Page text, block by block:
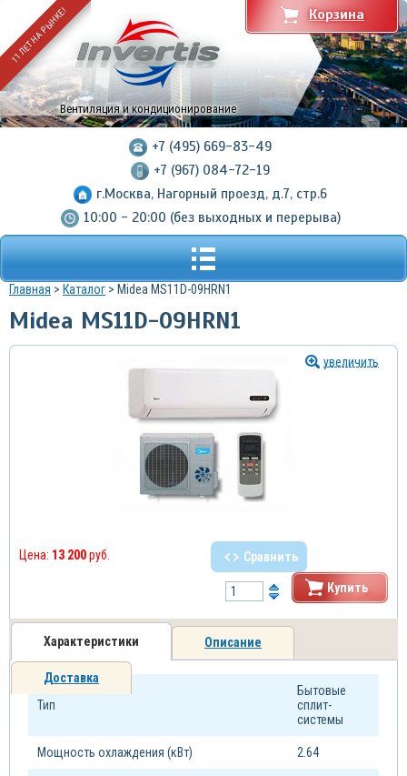
11 ЛЕТ НА РЫНКЕ!
Вентиляция и кондиционирование
+7 (495) 669-83-49
+7 (967) 084-72-19
г.Москва, Нагорный проезд, д.7, стр.6
10:00 - 20:00 (без выходных и перерыва)
Корзина
Главная > Каталог > Midea MS11D-09HRN1
Midea MS11D-09HRN1
увеличить
Цена: 13 200руб. Сравнить
Купить
Характеристики Описание
Доставка
Тип
Бытовые
сплит-
системы
Мощность охлаждения (кВт) 2.64